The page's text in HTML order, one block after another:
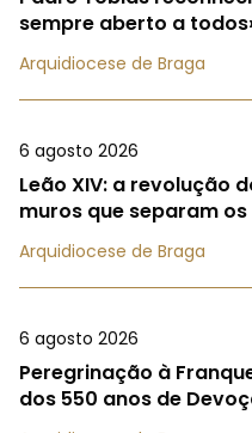
sempre aberto a
Arquidiocese de Braga
6 agosto 2026
Leão XIV: a revolução
muros que separam
Arquidiocese de Braga
6 agosto 2026
Peregrinação à
dos 550 anos de